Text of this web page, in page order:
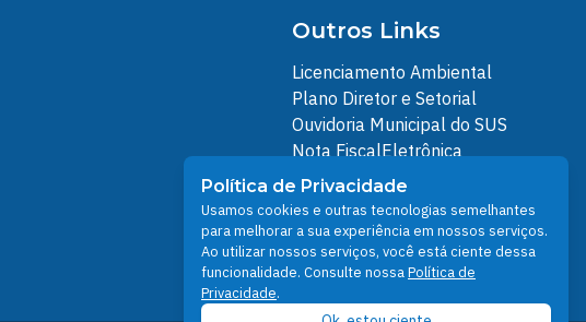
Outros Links
Licenciamento Ambiental
Plano Diretor e Setorial
Ouvidoria Municipal do SUS
Nota FiscalEletrônica
IPTU
Junta Militar
Santarém Conectada
Política de Privacidade
People illustrations by Storyset
Política de Privacidade
Usamos cookies e outras tecnologias semelhantes
para melhorar a sua experiência em nossos serviços.
Ao utilizar nossos serviços, você está ciente dessa
funcionalidade. Consulte nossaPolítica de
Privacidade.